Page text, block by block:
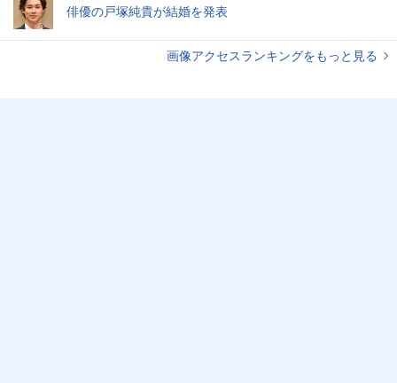
俳優の戸塚純貴が結婚を発表
画像アクセスランキングをもっと見る